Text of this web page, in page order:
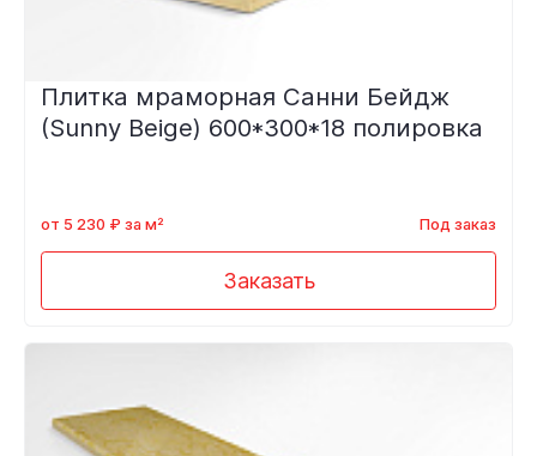
Плитка мраморная Санни Бейдж
(Sunny Beige) 600*300*18 полировка
от 5 230 ₽ за м² Под заказ
Заказать